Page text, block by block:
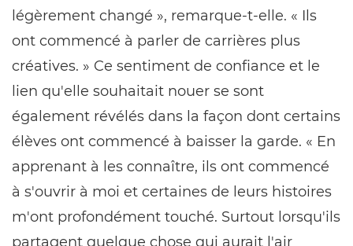
légèrement changé », remarque-t-elle. « Ils
ont commencé à parler de carrières plus
créatives. » Ce sentiment de confiance et le
lien qu'elle souhaitait nouer se sont
également révélés dans la façon dont certains
élèves ont commencé à baisser la garde. « En
apprenant à les connaître, ils ont commencé
à s'ouvrir à moi et certaines de leurs histoires
m'ont profondément touché. Surtout lorsqu'ils
partagent quelque chose qui aurait l'air